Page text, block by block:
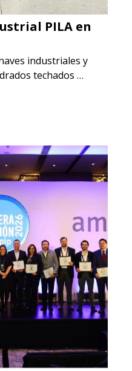
PILA en
industriales y
techados …